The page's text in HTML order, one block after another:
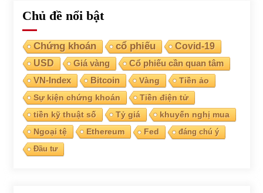
Chủ đề nổi bật
Chứng khoán cổ phiếu
Covid-19
USD
Giá vàng Cổ phiếu cần quan tâm
VN-Index Bitcoin Vàng
Tiền ảo
Sự kiện chứng khoán
Tiền điện tử
tiền kỹ thuật số
Tỷ giá
khuyến nghị mua
Ngoại tệ
Ethereum Fed
đáng chú ý
Đầu tư